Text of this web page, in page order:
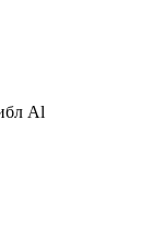
Al